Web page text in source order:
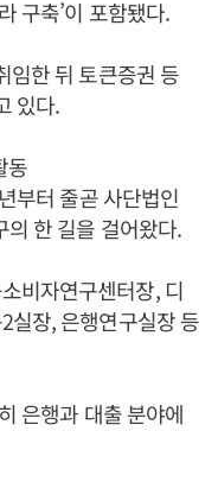
구축’이 포함됐다.
임한 뒤 토큰증권 등
있다.
동
부터 줄곧 사단법인
한 길을 걸어왔다.
비자연구센터장, 디
실장, 은행연구실장 등
은행과 대출 분야에